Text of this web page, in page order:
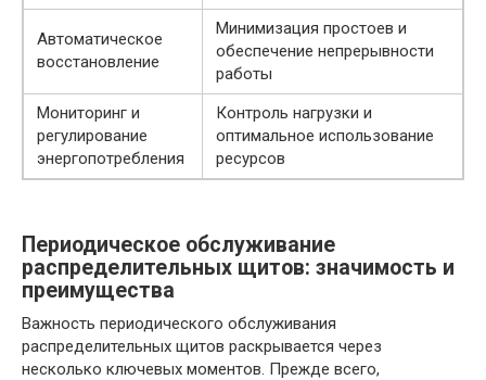
Автоматическое
восстановление
Минимизация простоев и
обеспечение непрерывности
работы
Мониторинг и
регулирование
энергопотребления
Контроль нагрузки и
оптимальное использование
ресурсов
Периодическое обслуживание
распределительных щитов: значимость и
преимущества
Важность периодического обслуживания
распределительных щитов раскрывается через
несколько ключевых моментов. Прежде всего,